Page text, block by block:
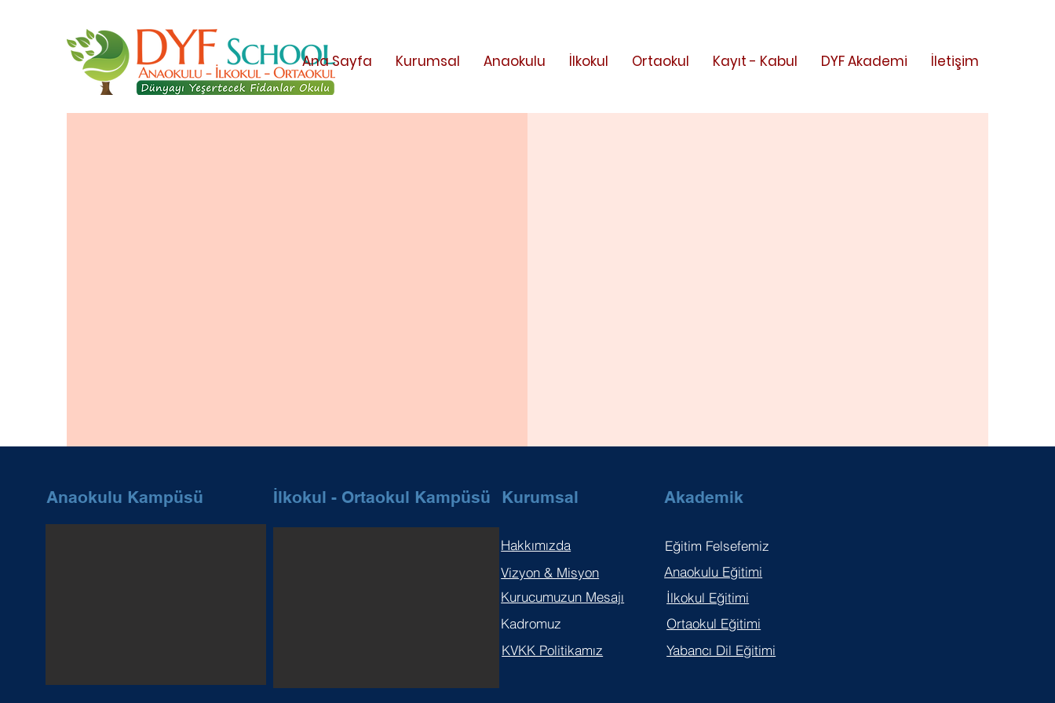
Ana Sayfa Kurumsal Anaokulu İlkokul Ortaokul Kayıt - Kabul DYF Akademi İletişim
Anaokulu Kampüsü İlkokul - Ortaokul Kampüsü Kurumsal
Hakkımızda
Vizyon & Misyon
Kurucumuzun Mesajı
Kadromuz
KVKK Politikamız
Akademik
Eğitim Felsefemiz
Anaokulu Eğitimi
İlkokul Eğitimi
Ortaokul Eğitimi
Yabancı Dil Eğitimi